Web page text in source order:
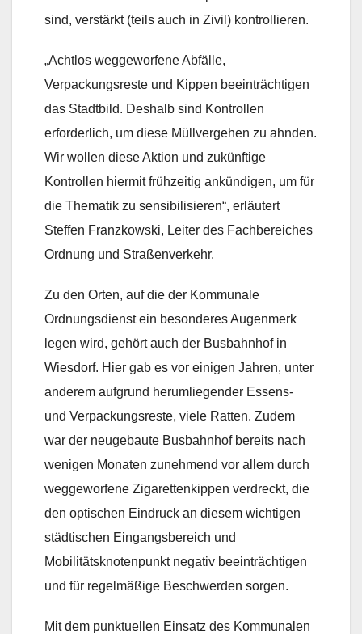
sind, verstärkt (teils auch in Zivil) kontrollieren.
„Achtlos weggeworfene Abfälle,
Verpackungsreste und Kippen beeinträchtigen
das Stadtbild. Deshalb sind Kontrollen
erforderlich, um diese Müllvergehen zu ahnden.
Wir wollen diese Aktion und zukünftige
Kontrollen hiermit frühzeitig ankündigen, um für
die Thematik zu sensibilisieren“, erläutert
Steffen Franzkowski, Leiter des Fachbereiches
Ordnung und Straßenverkehr.
Zu den Orten, auf die der Kommunale
Ordnungsdienst ein besonderes Augenmerk
legen wird, gehört auch der Busbahnhof in
Wiesdorf. Hier gab es vor einigen Jahren, unter
anderem aufgrund herumliegender Essens-
und Verpackungsreste, viele Ratten. Zudem
war der neugebaute Busbahnhof bereits nach
wenigen Monaten zunehmend vor allem durch
weggeworfene Zigarettenkippen verdreckt, die
den optischen Eindruck an diesem wichtigen
städtischen Eingangsbereich und
Mobilitätsknotenpunkt negativ beeinträchtigen
und für regelmäßige Beschwerden sorgen.
Mit dem punktuellen Einsatz des Kommunalen